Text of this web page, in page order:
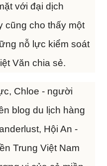
với đại dịch
cũng cho thấy một
nỗ lực kiểm soát
Văn chia sẻ.
Chloe - người
blog du lịch hàng
Hội An -
Trung Việt Nam